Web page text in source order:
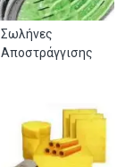
Σωλήνες
Αποστράγγισης